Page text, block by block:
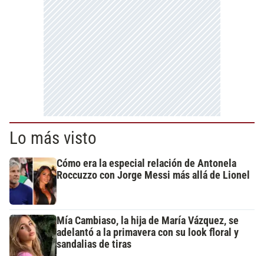
Lo más visto
Cómo era la especial relación de Antonela
Roccuzzo con Jorge Messi más allá de Lionel
Mía Cambiaso, la hija de María Vázquez, se
adelantó a la primavera con su look floral y
sandalias de tiras